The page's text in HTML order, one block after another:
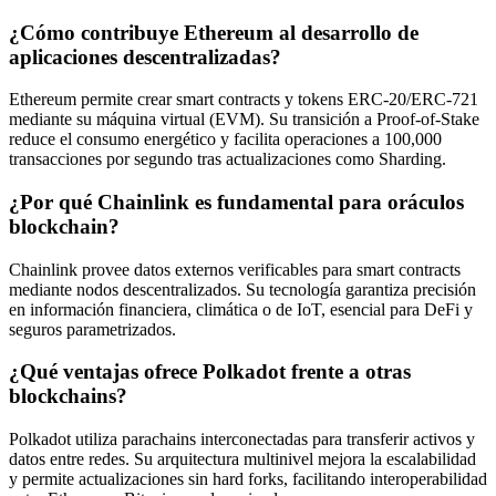
¿Cómo contribuye Ethereum al desarrollo de
aplicaciones descentralizadas?
Ethereum permite crear smart contracts y tokens ERC-20/ERC-721
mediante su máquina virtual (EVM). Su transición a Proof-of-Stake
reduce el consumo energético y facilita operaciones a 100,000
transacciones por segundo tras actualizaciones como Sharding.
¿Por qué Chainlink es fundamental para oráculos
blockchain?
Chainlink provee datos externos verificables para smart contracts
mediante nodos descentralizados. Su tecnología garantiza precisión
en información financiera, climática o de IoT, esencial para DeFi y
seguros parametrizados.
¿Qué ventajas ofrece Polkadot frente a otras
blockchains?
Polkadot utiliza parachains interconectadas para transferir activos y
datos entre redes. Su arquitectura multinivel mejora la escalabilidad
y permite actualizaciones sin hard forks, facilitando interoperabilidad